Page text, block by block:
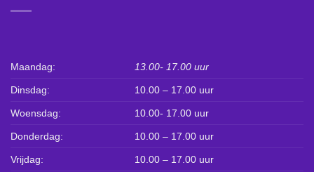
Maandag: 13.00- 17.00 uur
Dinsdag: 10.00 – 17.00 uur
Woensdag: 10.00- 17.00 uur
Donderdag: 10.00 – 17.00 uur
Vrijdag: 10.00 – 17.00 uur